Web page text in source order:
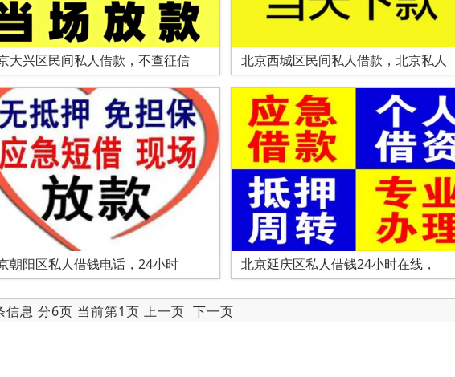
大兴区民间私人借款，不查征信 北京西城区民间私人借款，北京私人
朝阳区私人借钱电话，24小时 北京延庆区私人借钱24小时在线，
信息 分6页 当前第1页 上一页 下一页